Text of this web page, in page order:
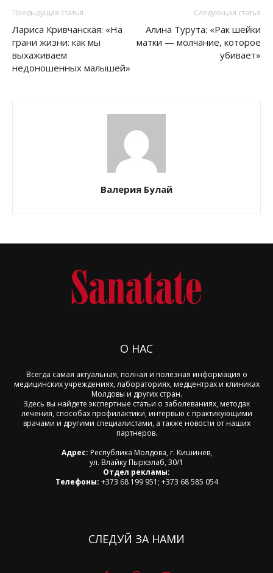
Предыдущая статья
Лариса Кривчанская: «На
грани жизни: как мы
выхаживаем
недоношенных малышей»
Следующая статья
Алина Турута: «Рак шейки
матки — молчание, которое
убивает»
Валерия Булай
О НАС
Всегда самая актуальная, полная и полезная информация о
медицинских учреждениях, лабораториях, медцентрах и клиниках
Молдовы и других стран.
Здесь вы найдете экспертные статьи о заболеваниях, методах
лечения, способах профилактики, интервью с практикующими
врачами и другими специалистами, а также новости от наших
партнеров.
Адрес: Республика Молдова, г. Кишинев,
ул. Влайку Пыркэлаб, 30/1
Отдел рекламы:
Телефоны: +373 68 199 951; +373 68 585 054
СЛЕДУЙ ЗА НАМИ